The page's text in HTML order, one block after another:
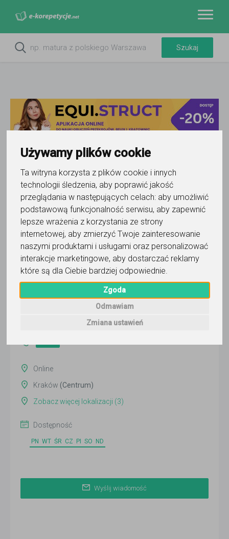
Używamy plików cookie
Ta witryna korzysta z plików cookie i innych
technologii śledzenia, aby poprawić jakość
przeglądania w następujących celach: aby umożliwić
podstawową funkcjonalność serwisu, aby zapewnić
lepsze wrażenia z korzystania ze strony
internetowej, aby zmierzyć Twoje zainteresowanie
naszymi produktami i usługami oraz personalizować
interakcje marketingowe, aby dostarczać reklamy
które są dla Ciebie bardziej odpowiednie.
Zgoda
Odmawiam
Zmiana ustawień
Do ulubionych
Oznacz wystąpienie kontaktu
Andrzej Marek WYKŁADOWCA-
PRAKTYK
Wyślij wiadomość
Online
Kraków (Centrum)
Zobacz więcej lokalizacji (3)
Dostępność
PN WT ŚR CZ PI SO ND
Wyślij wiadomość